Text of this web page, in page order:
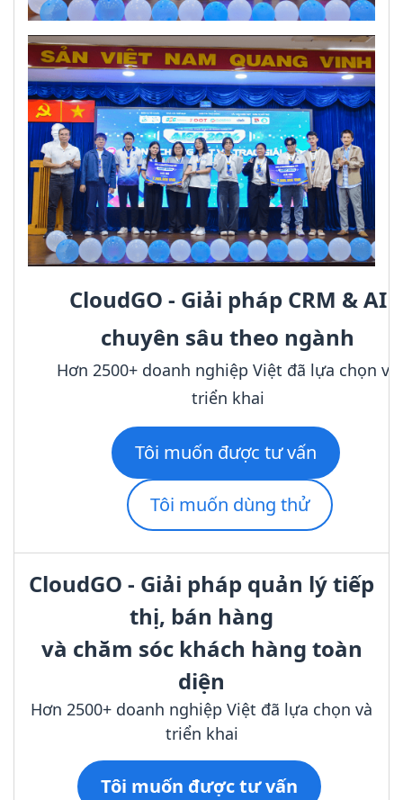
CloudGO - Giải pháp CRM & AI
chuyên sâu theo ngành
Hơn 2500+ doanh nghiệp Việt đã lựa chọn và
triển khai
Tôi muốn được tư vấn
Tôi muốn dùng thử
CloudGO - Giải pháp quản lý tiếp
thị, bán hàng
và chăm sóc khách hàng toàn
diện
Hơn 2500+ doanh nghiệp Việt đã lựa chọn và
triển khai
Tôi muốn được tư vấn